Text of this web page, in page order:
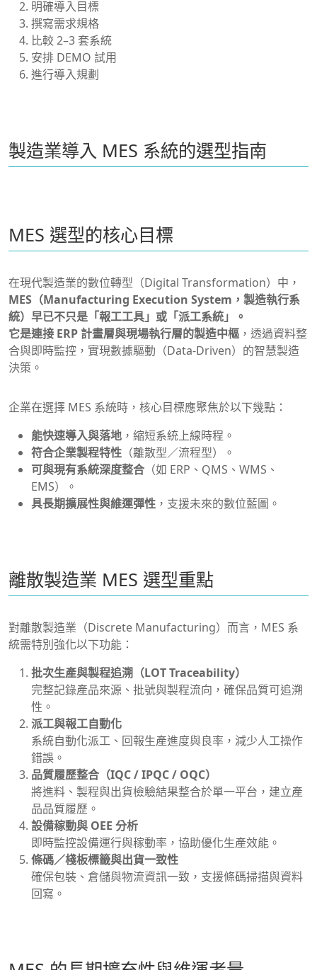
明確導入目標
撰寫需求規格
比較 2–3 套系統
安排 DEMO 試用
進行導入規劃
製造業導入 MES 系統的選型指南
MES 選型的核心目標
在現代製造業的數位轉型（Digital Transformation）中，
MES（Manufacturing Execution System，製造執行系
統）早已不只是「報工工具」或「派工系統」。
它是連接 ERP 計畫層與現場執行層的製造中樞 ，透過資料整
合與即時監控，實現數據驅動（Data-Driven）的智慧製造
決策。
企業在選擇 MES 系統時，核心目標應聚焦於以下幾點：
能快速導入與落地 ，縮短系統上線時程。
符合企業製程特性 （離散型／流程型）。
可與現有系統深度整合 （如 ERP、QMS、WMS、
EMS）。
具長期擴展性與維運彈性 ，支援未來的數位藍圖。
離散製造業 MES 選型重點
對離散製造業（Discrete Manufacturing）而言，MES 系
統需特別強化以下功能：
批次生產與製程追溯（LOT Traceability）
完整記錄產品來源、批號與製程流向，確保品質可追溯
性。
派工與報工自動化
系統自動化派工、回報生產進度與良率，減少人工操作
錯誤。
品質履歷整合（IQC / IPQC / OQC）
將進料、製程與出貨檢驗結果整合於單一平台，建立產
品品質履歷。
設備稼動與 OEE 分析
即時監控設備運行與稼動率，協助優化生產效能。
條碼／棧板標籤與出貨一致性
確保包裝、倉儲與物流資訊一致，支援條碼掃描與資料
回寫。